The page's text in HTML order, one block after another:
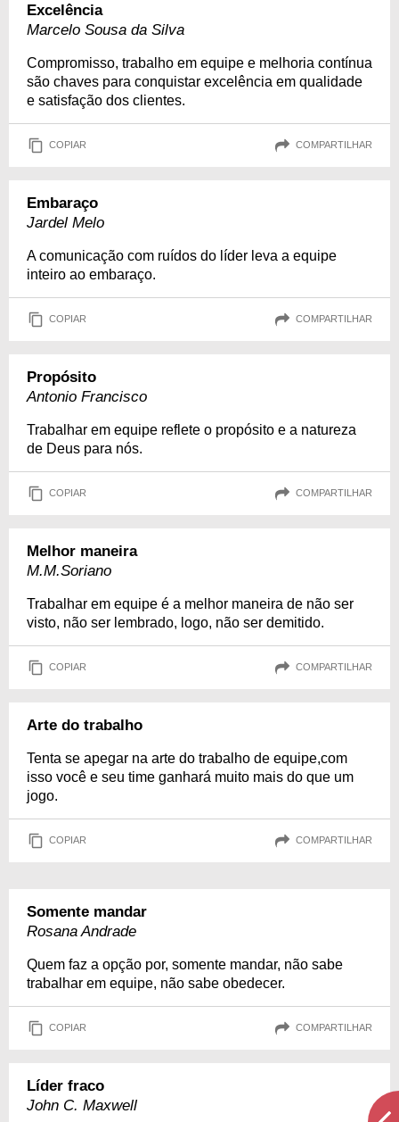
Excelência
Marcelo Sousa da Silva
Compromisso, trabalho em equipe e melhoria contínua
são chaves para conquistar excelência em qualidade
e satisfação dos clientes.
COPIAR COMPARTILHAR
Embaraço
Jardel Melo
A comunicação com ruídos do líder leva a equipe
inteiro ao embaraço.
COPIAR COMPARTILHAR
Propósito
Antonio Francisco
Trabalhar em equipe reflete o propósito e a natureza
de Deus para nós.
COPIAR COMPARTILHAR
Melhor maneira
M.M.Soriano
Trabalhar em equipe é a melhor maneira de não ser
visto, não ser lembrado, logo, não ser demitido.
COPIAR COMPARTILHAR
Arte do trabalho
Tenta se apegar na arte do trabalho de equipe,com
isso você e seu time ganhará muito mais do que um
jogo.
COPIAR COMPARTILHAR
Somente mandar
Rosana Andrade
Quem faz a opção por, somente mandar, não sabe
trabalhar em equipe, não sabe obedecer.
COPIAR COMPARTILHAR
Líder fraco
John C. Maxwell